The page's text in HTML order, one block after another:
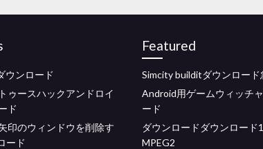
ウンロード
ゥースハックアンドロイ
ド
印のウィンドウを削除す
ード
Featured
Simcity builditダウンロード
Android用ゲームウィッチ
ード
ダウンロードダウンロード
MPEG2